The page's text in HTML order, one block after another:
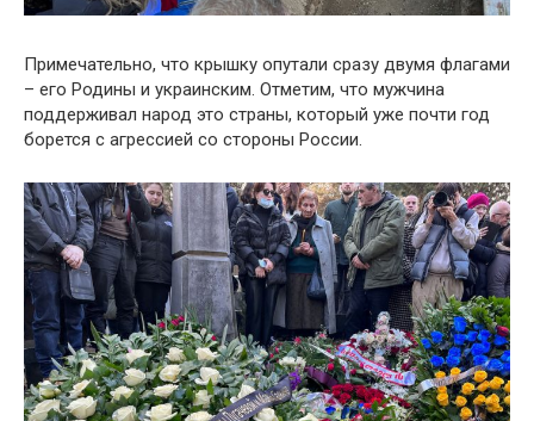
Примечательно, что крышку опутали сразу двумя флагами
– его Родины и украинским. Отметим, что мужчина
поддерживал народ это страны, который уже почти год
борется с агрессией со стороны России.